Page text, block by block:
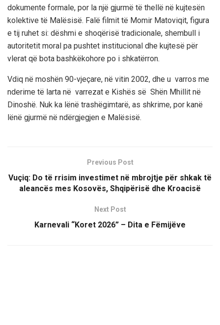
dokumente formale, por la një gjurmë të thellë në kujtesën
kolektive të Malësisë. Falë filmit të Momir Matoviqit, figura
e tij ruhet si: dëshmi e shoqërisë tradicionale, shembull i
autoritetit moral pa pushtet institucional dhe kujtesë për
vlerat që bota bashkëkohore po i shkatërron.
Vdiq në moshën 90-vjeçare, në vitin 2002, dhe u varros me
nderime të larta në varrezat e Kishës së Shën Mhillit në
Dinoshë. Nuk ka lënë trashëgimtarë, as shkrime, por kanë
lënë gjurmë në ndërgjegjen e Malësisë.
Previous Post
Vuçiq: Do të rrisim investimet në mbrojtje për shkak të
aleancës mes Kosovës, Shqipërisë dhe Kroacisë
Next Post
Karnevali “Koret 2026” – Dita e Fëmijëve